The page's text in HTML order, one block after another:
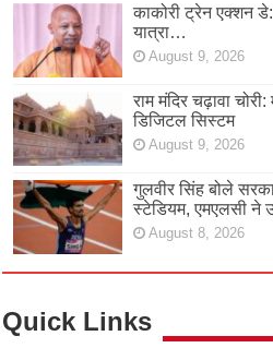
काकोरी ट्रेन एक्शन
यात्रा…
August 9, 2026
राम मंदिर चढ़ावा
डिजिटल सिस्टम
August 9, 2026
गुलवीर सिंह बोले
स्टेडियम, एमएलसी ने
August 8, 2026
Quick Links